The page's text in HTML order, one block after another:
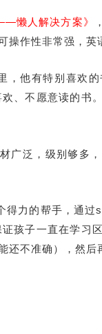
懒人解决方案》
操作性非常强，英
他有特别喜欢
、不愿意读的书
材广泛，级别够多
得力的帮手，通过
孩子一直在学习
不准确），然后